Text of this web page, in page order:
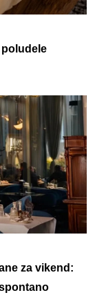
za vikend: